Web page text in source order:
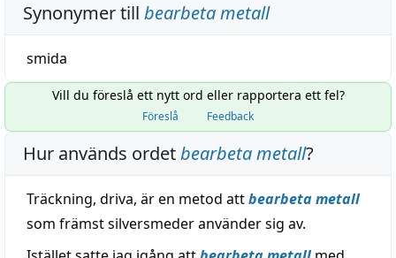
Synonymer till bearbeta metall
smida
Vill du föreslå ett nytt ord eller rapportera ett fel?
Föreslå Feedback
Hur används ordetbearbeta metall?
Träckning, driva, är en metod attbearbeta metall
som främst silversmeder använder sig av.